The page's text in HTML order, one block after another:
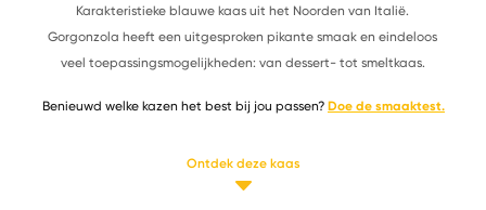
Karakteristieke blauwe kaas uit het Noorden van Italië.
Gorgonzola heeft een uitgesproken pikante smaak en eindeloos
veel toepassingsmogelijkheden: van dessert- tot smeltkaas.
Benieuwd welke kazen het best bij jou passen? Doe de smaaktest.
Ontdek deze kaas